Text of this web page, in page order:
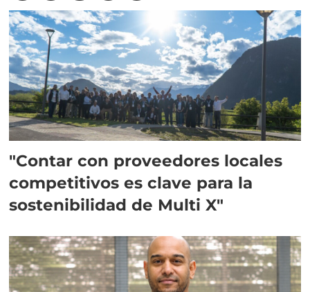
"Contar con proveedores locales
competitivos es clave para la
sostenibilidad de Multi X"